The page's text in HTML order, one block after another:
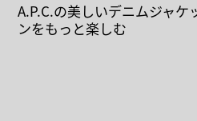
A.P.C.の美しいデニムジャケ
ンをもっと楽しむ